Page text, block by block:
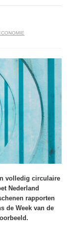
volledig circulaire
Nederland
rapporten
de Week van de